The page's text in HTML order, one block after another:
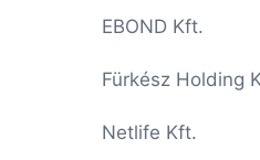
EBOND Kft.
http://
Fürkész
http://
Netlife Kft.